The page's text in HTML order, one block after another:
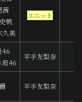
茜
帆
久美
ユニット
46
坂46
平手友梨奈
平手友梨奈